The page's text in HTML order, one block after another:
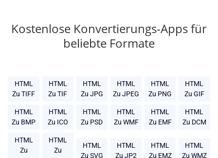
Kostenlose Konvertierungs-Apps für
beliebte Formate
HTML
Zu TIFF
HTML
Zu TIF
HTML
Zu JPG
HTML
Zu JPEG
HTML
Zu PNG
HTML
Zu GIF
HTML
Zu BMP
HTML
Zu ICO
HTML
Zu PSD
HTML
Zu WMF
HTML
Zu EMF
HTML
Zu DCM
HTML
Zu
HTML
Zu
HTML
Zu SVG
HTML
Zu JP2
HTML
Zu EMZ
HTML
Zu WMZ